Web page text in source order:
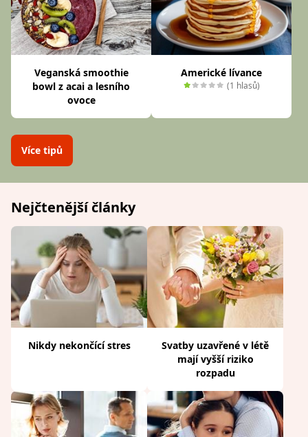
Veganská smoothie
bowl z acai a lesního
ovoce
Americké lívance
(1 hlasů)
Více tipů
Nejčtenější články
Nikdy nekončící stres
Svatby uzavřené v létě
mají vyšší riziko
rozpadu